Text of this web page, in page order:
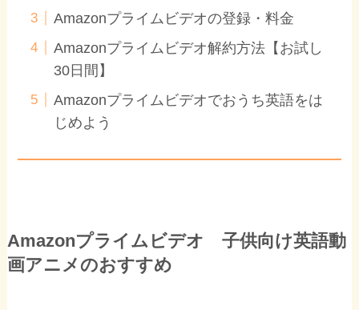
Amazonプライムビデオの登録・料金
Amazonプライムビデオ解約方法【お試し
30日間】
Amazonプライムビデオでおうち英語をは
じめよう
Amazonプライムビデオ 子供向け英語動
画アニメのおすすめ